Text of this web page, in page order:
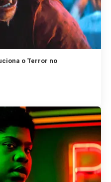
o Terror no